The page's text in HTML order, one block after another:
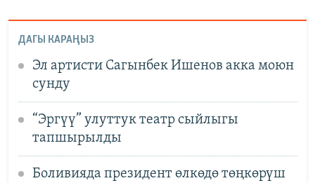
ДАГЫ КАРАҢЫЗ
Эл артисти Сагынбек Ишенов акка моюн
сунду
“Эргүү” улуттук театр сыйлыгы
тапшырылды
Боливияда президент өлкөдө төңкөрүш